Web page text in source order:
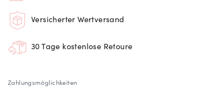
Versicherter Wertversand
30 Tage kostenlose Retoure
Zahlungsmöglichkeiten